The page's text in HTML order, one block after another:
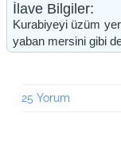
İlave Bilgiler:
Kurabiyeyi üzüm
yaban mersini gibi
25 Yorum